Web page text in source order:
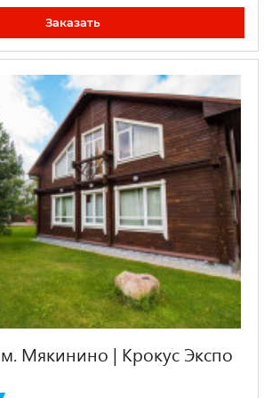
Заказать
Мякинино | Крокус Экспо